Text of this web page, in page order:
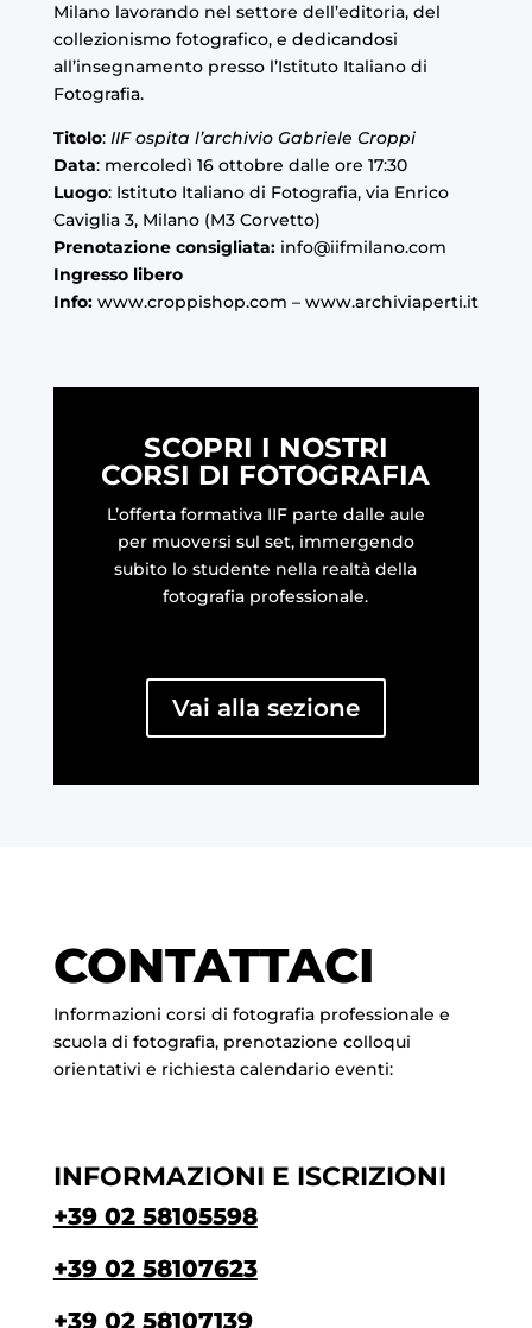
Milano lavorando nel settore dell’editoria, del
collezionismo fotografico, e dedicandosi
all’insegnamento presso l’Istituto Italiano di
Fotografia.
Titolo: IIF ospita l’archivio Gabriele Croppi
Data: mercoledì 16 ottobre dalle ore 17:30
Luogo: Istituto Italiano di Fotografia, via Enrico
Caviglia 3, Milano (M3 Corvetto)
Prenotazione consigliata: info@iifmilano.com
Ingresso libero
Info: www.croppishop.com – www.archiviaperti.it
SCOPRI I NOSTRI
CORSI DI FOTOGRAFIA
L’offerta formativa IIF parte dalle aule
per muoversi sul set, immergendo
subito lo studente nella realtà della
fotografia professionale.
Vai alla sezione
CONTATTACI
Informazioni corsi di fotografia professionale e
scuola di fotografia, prenotazione colloqui
orientativi e richiesta calendario eventi:
INFORMAZIONI E ISCRIZIONI
+39 02 58105598
+39 02 58107623
+39 02 58107139